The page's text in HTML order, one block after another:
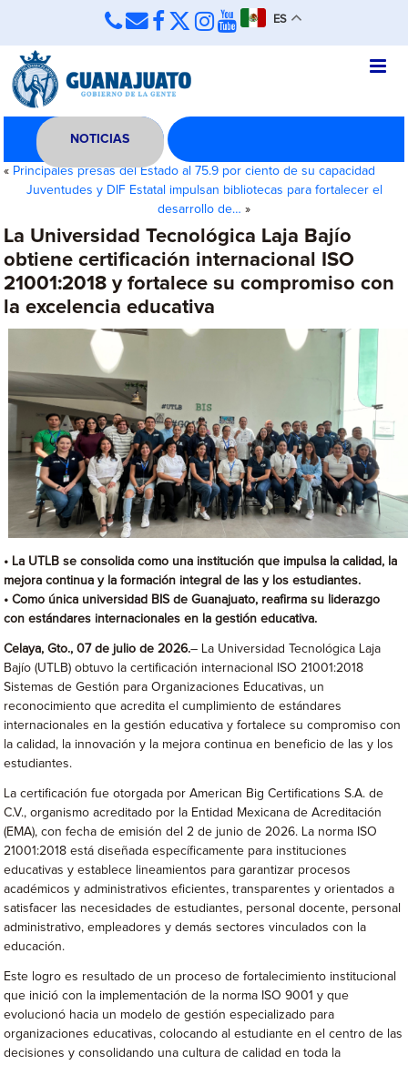
ES
NOTICIAS
« Principales presas del Estado al 75.9 por ciento de su capacidad
Juventudes y DIF Estatal impulsan bibliotecas para fortalecer el
desarrollo de… »
La Universidad Tecnológica Laja Bajío
obtiene certificación internacional ISO
21001:2018 y fortalece su compromiso con
la excelencia educativa
• La UTLB se consolida como una institución que impulsa la calidad, la
mejora continua y la formación integral de las y los estudiantes.
• Como única universidad BIS de Guanajuato, reafirma su liderazgo
con estándares internacionales en la gestión educativa.
Celaya, Gto., 07 de julio de 2026.– La Universidad Tecnológica Laja
Bajío (UTLB) obtuvo la certificación internacional ISO 21001:2018
Sistemas de Gestión para Organizaciones Educativas, un
reconocimiento que acredita el cumplimiento de estándares
internacionales en la gestión educativa y fortalece su compromiso con
la calidad, la innovación y la mejora continua en beneficio de las y los
estudiantes.
La certificación fue otorgada por American Big Certifications S.A. de
C.V., organismo acreditado por la Entidad Mexicana de Acreditación
(EMA), con fecha de emisión del 2 de junio de 2026. La norma ISO
21001:2018 está diseñada específicamente para instituciones
educativas y establece lineamientos para garantizar procesos
académicos y administrativos eficientes, transparentes y orientados a
satisfacer las necesidades de estudiantes, personal docente, personal
administrativo, empleadores y demás sectores vinculados con la
educación.
Este logro es resultado de un proceso de fortalecimiento institucional
que inició con la implementación de la norma ISO 9001 y que
evolucionó hacia un modelo de gestión especializado para
organizaciones educativas, colocando al estudiante en el centro de las
decisiones y consolidando una cultura de calidad en toda la